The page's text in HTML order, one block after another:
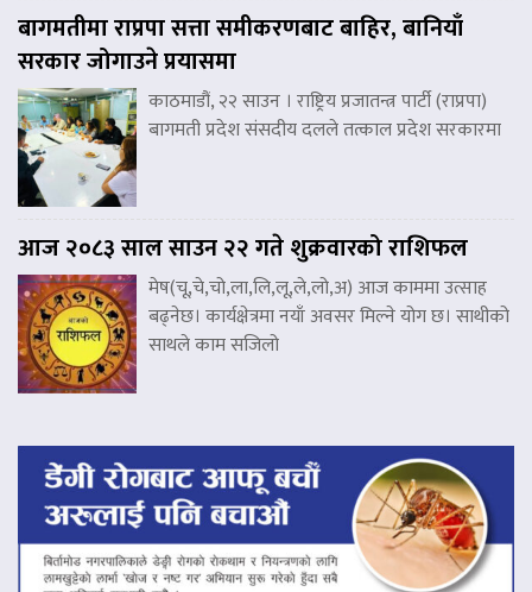
बागमतीमा राप्रपा सत्ता समीकरणबाट बाहिर, बानियाँ
सरकार जोगाउने प्रयासमा
काठमाडौं, २२ साउन । राष्ट्रिय प्रजातन्त्र पार्टी (राप्रपा)
बागमती प्रदेश संसदीय दलले तत्काल प्रदेश सरकारमा
आज २०८३ साल साउन २२ गते शुक्रवारको राशिफल
मेष(चू,चे,चो,ला,लि,लू,ले,लो,अ) आज काममा उत्साह
बढ्नेछ। कार्यक्षेत्रमा नयाँ अवसर मिल्ने योग छ। साथीको
साथले काम सजिलो